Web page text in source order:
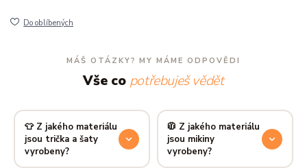
Do oblíbených
MÁŠ OTÁZKY? MY MÁME ODPOVĚDI
Vše co potřebuješ vědět
👕 Z jakého materiálu
jsou trička a šaty
vyrobeny?
🧥 Z jakého materiálu
jsou mikiny
vyrobeny?